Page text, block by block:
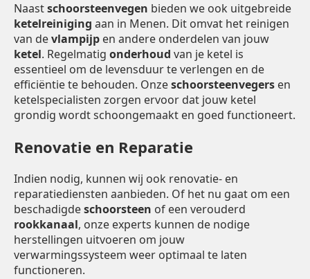
Naastschoorsteenvegen bieden we ook uitgebreide
ketelreiniging aan in Menen. Dit omvat het reinigen
van devlampijp en andere onderdelen van jouw
ketel. Regelmatig onderhoud van je ketel is
essentieel om de levensduur te verlengen en de
efficiëntie te behouden. Onzeschoorsteenvegers en
ketelspecialisten zorgen ervoor dat jouw ketel
grondig wordt schoongemaakt en goed functioneert.
Renovatie en Reparatie
Indien nodig, kunnen wij ook renovatie- en
reparatiediensten aanbieden. Of het nu gaat om een
beschadigdeschoorsteen of een verouderd
rookkanaal, onze experts kunnen de nodige
herstellingen uitvoeren om jouw
verwarmingssysteem weer optimaal te laten
functioneren.